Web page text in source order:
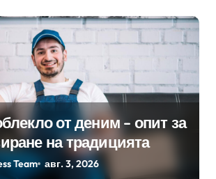
от деним – опит за
на традицията
Team авг. 3, 2026